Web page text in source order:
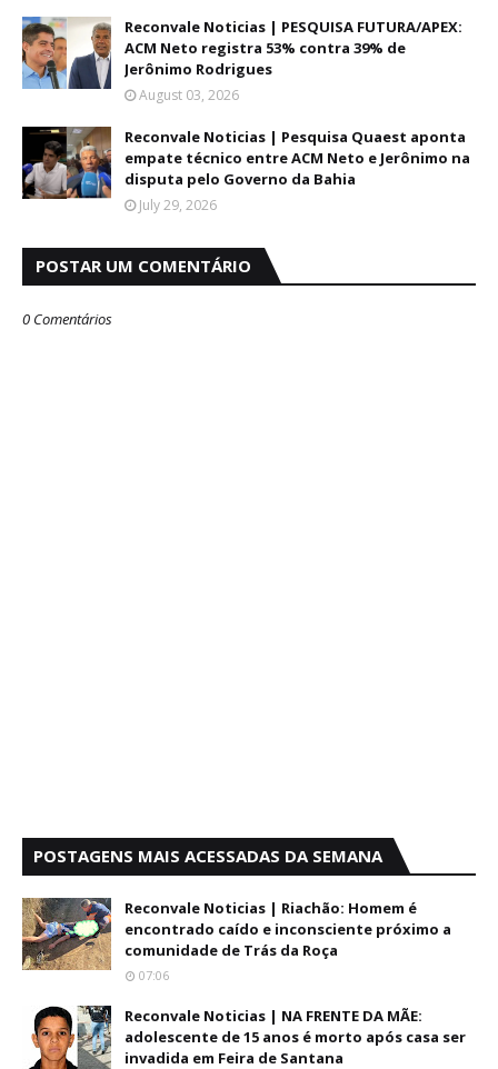
Reconvale Noticias | PESQUISA FUTURA/APEX:
ACM Neto registra 53% contra 39% de
Jerônimo Rodrigues
August 03, 2026
Reconvale Noticias | Pesquisa Quaest aponta
empate técnico entre ACM Neto e Jerônimo na
disputa pelo Governo da Bahia
July 29, 2026
POSTAR UM COMENTÁRIO
0 Comentários
POSTAGENS MAIS ACESSADAS DA SEMANA
Reconvale Noticias | Riachão: Homem é
encontrado caído e inconsciente próximo a
comunidade de Trás da Roça
07:06
Reconvale Noticias | NA FRENTE DA MÃE:
adolescente de 15 anos é morto após casa ser
invadida em Feira de Santana